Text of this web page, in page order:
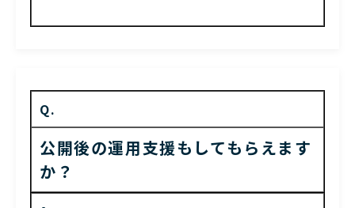
Q.
公開後の運用支援もしてもらえます
か？